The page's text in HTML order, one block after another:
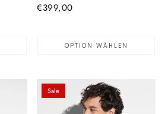
Normaler
€399,00
OPTION WÄHLEN
Sale